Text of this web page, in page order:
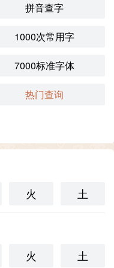
拼音查字
1000次常用字
7000标准字体
热门查询
火 土
火 土